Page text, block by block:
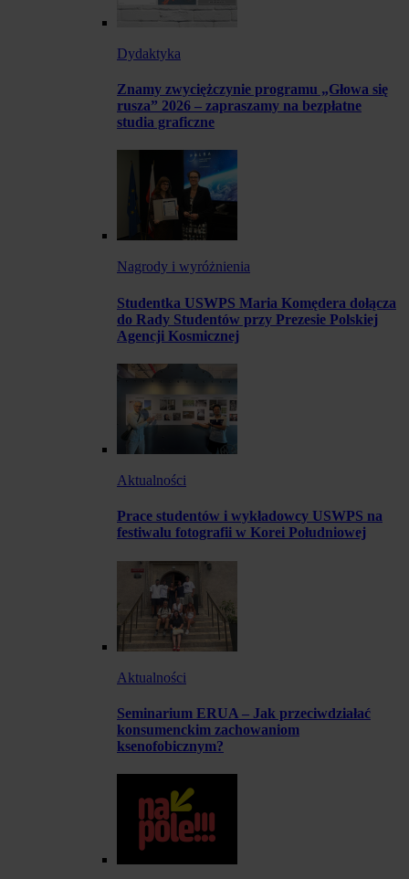
Dydaktyka
Znamy zwyciężczynie programu „Głowa się
rusza” 2026 – zapraszamy na bezpłatne
studia graficzne
Nagrody i wyróżnienia
Studentka USWPS Maria Komędera dołącza
do Rady Studentów przy Prezesie Polskiej
Agencji Kosmicznej
Aktualności
Prace studentów i wykładowcy USWPS na
festiwalu fotografii w Korei Południowej
Aktualności
Seminarium ERUA – Jak przeciwdziałać
konsumenckim zachowaniom
ksenofobicznym?